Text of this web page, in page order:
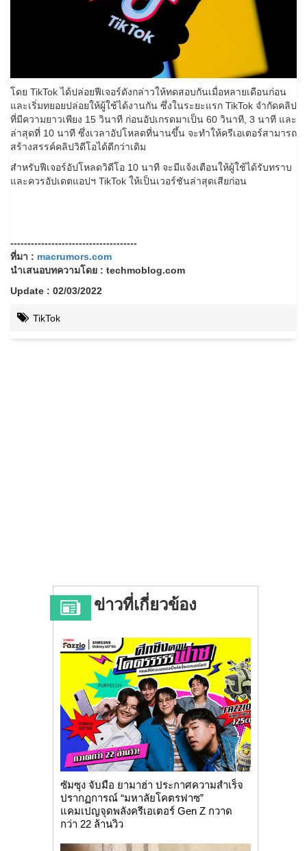
โดย TikTok ได้ปล่อยฟีเจอร์ดังกล่าวให้ทดสอบกันเมื่อหลายเดือนก่อน
และเริ่มทยอยปล่อยให้ผู้ใช้ได้งานกัน ซึ่งในระยะแรก TikTok จำกัดคลิป
ที่มีความยาวเพียง 15 วินาที ก่อนอัปเกรดมาเป็น 60 วินาที, 3 นาที และ
ล่าสุดที่ 10 นาที ซึ่งเวลาอัปโหลดที่นานขึ้น จะทำให้ครีเอเตอร์สามารถ
สร้างสรรค์คลิปวิดีโอได้ดีกว่าเดิม
สำหรับฟีเจอร์อัปโหลดวิดีโอ 10 นาที จะมีแจ้งเตือนให้ผู้ใช้ได้รับทราบ
และควรอัปเดตแอปฯ TikTok ให้เป็นเวอร์ชันล่าสุดเสียก่อน
-------------------------------------
ที่มา : macrumors.com
นำเสนอบทความโดย : techmoblog.com
Update : 02/03/2022
TikTok
ข่าวที่เกี่ยวข้อง
ซัมซุง จับมือ ยามาฮ่า ประกาศความสำเร็จ
ปรากฏการณ์ “มหาลัยโคตรฟาซ”
แคมเปญจุดพลังครีเอเตอร์ Gen Z กวาด
กว่า 22 ล้านวิว